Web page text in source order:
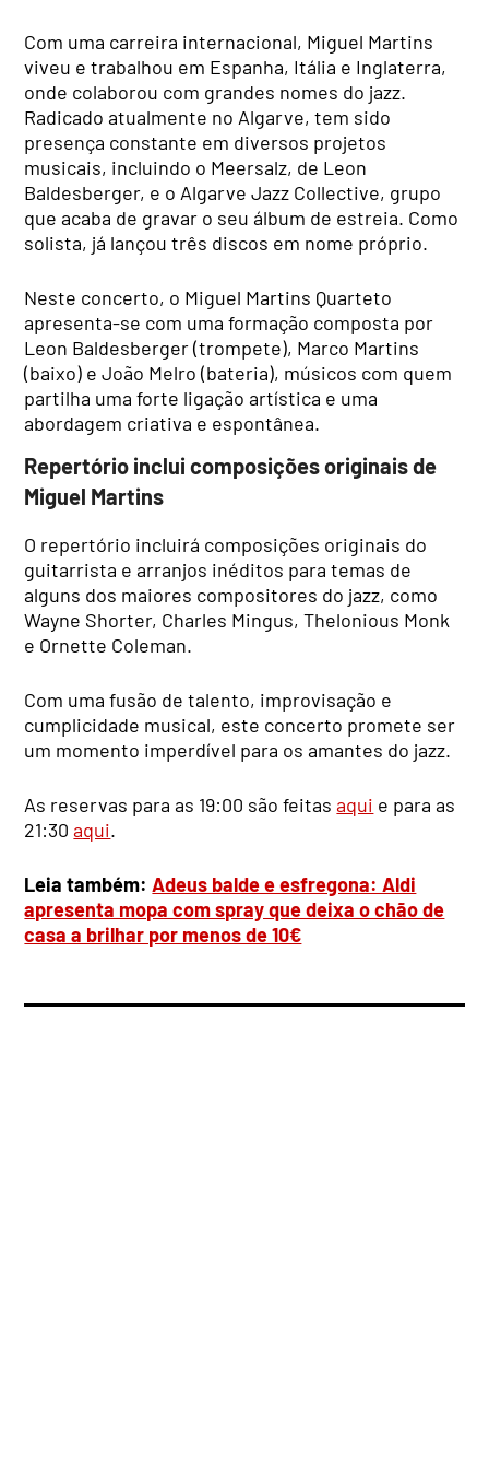
Com uma carreira internacional, Miguel Martins
viveu e trabalhou em Espanha, Itália e Inglaterra,
onde colaborou com grandes nomes do jazz.
Radicado atualmente no Algarve, tem sido
presença constante em diversos projetos
musicais, incluindo o Meersalz, de Leon
Baldesberger, e o Algarve Jazz Collective, grupo
que acaba de gravar o seu álbum de estreia. Como
solista, já lançou três discos em nome próprio.
Neste concerto, o Miguel Martins Quarteto
apresenta-se com uma formação composta por
Leon Baldesberger (trompete), Marco Martins
(baixo) e João Melro (bateria), músicos com quem
partilha uma forte ligação artística e uma
abordagem criativa e espontânea.
Repertório inclui composições originais de
Miguel Martins
O repertório incluirá composições originais do
guitarrista e arranjos inéditos para temas de
alguns dos maiores compositores do jazz, como
Wayne Shorter, Charles Mingus, Thelonious Monk
e Ornette Coleman.
Com uma fusão de talento, improvisação e
cumplicidade musical, este concerto promete ser
um momento imperdível para os amantes do jazz.
As reservas para as 19:00 são feitasaqui e para as
21:30aqui.
Leia também:Adeus balde e esfregona: Aldi
apresenta mopa com spray que deixa o chão de
casa a brilhar por menos de 10€